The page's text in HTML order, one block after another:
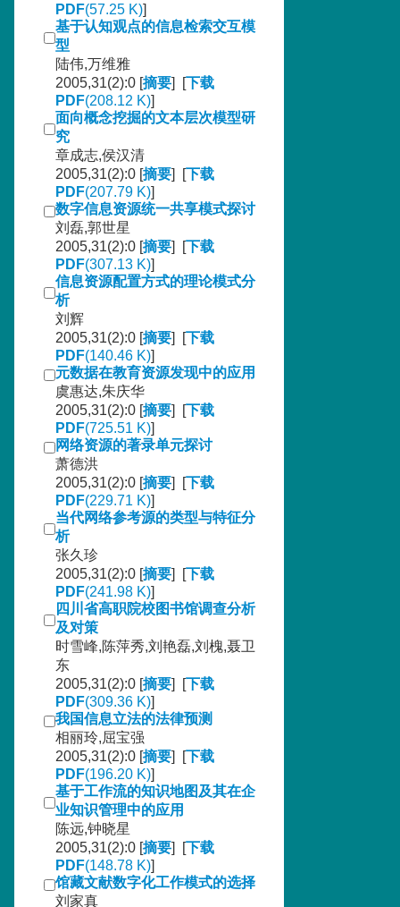
PDF(57.25 K)]
基于认知观点的信息检索交互模
型
陆伟,万维雅
2005,31(2):0 [摘要] [下载
PDF(208.12 K)]
面向概念挖掘的文本层次模型研
究
章成志,侯汉清
2005,31(2):0 [摘要] [下载
PDF(207.79 K)]
数字信息资源统一共享模式探讨
刘磊,郭世星
2005,31(2):0 [摘要] [下载
PDF(307.13 K)]
信息资源配置方式的理论模式分
析
刘辉
2005,31(2):0 [摘要] [下载
PDF(140.46 K)]
元数据在教育资源发现中的应用
虞惠达,朱庆华
2005,31(2):0 [摘要] [下载
PDF(725.51 K)]
网络资源的著录单元探讨
萧德洪
2005,31(2):0 [摘要] [下载
PDF(229.71 K)]
当代网络参考源的类型与特征分
析
张久珍
2005,31(2):0 [摘要] [下载
PDF(241.98 K)]
四川省高职院校图书馆调查分析
及对策
时雪峰,陈萍秀,刘艳磊,刘槐,聂卫
东
2005,31(2):0 [摘要] [下载
PDF(309.36 K)]
我国信息立法的法律预测
相丽玲,屈宝强
2005,31(2):0 [摘要] [下载
PDF(196.20 K)]
基于工作流的知识地图及其在企
业知识管理中的应用
陈远,钟晓星
2005,31(2):0 [摘要] [下载
PDF(148.78 K)]
馆藏文献数字化工作模式的选择
刘家真